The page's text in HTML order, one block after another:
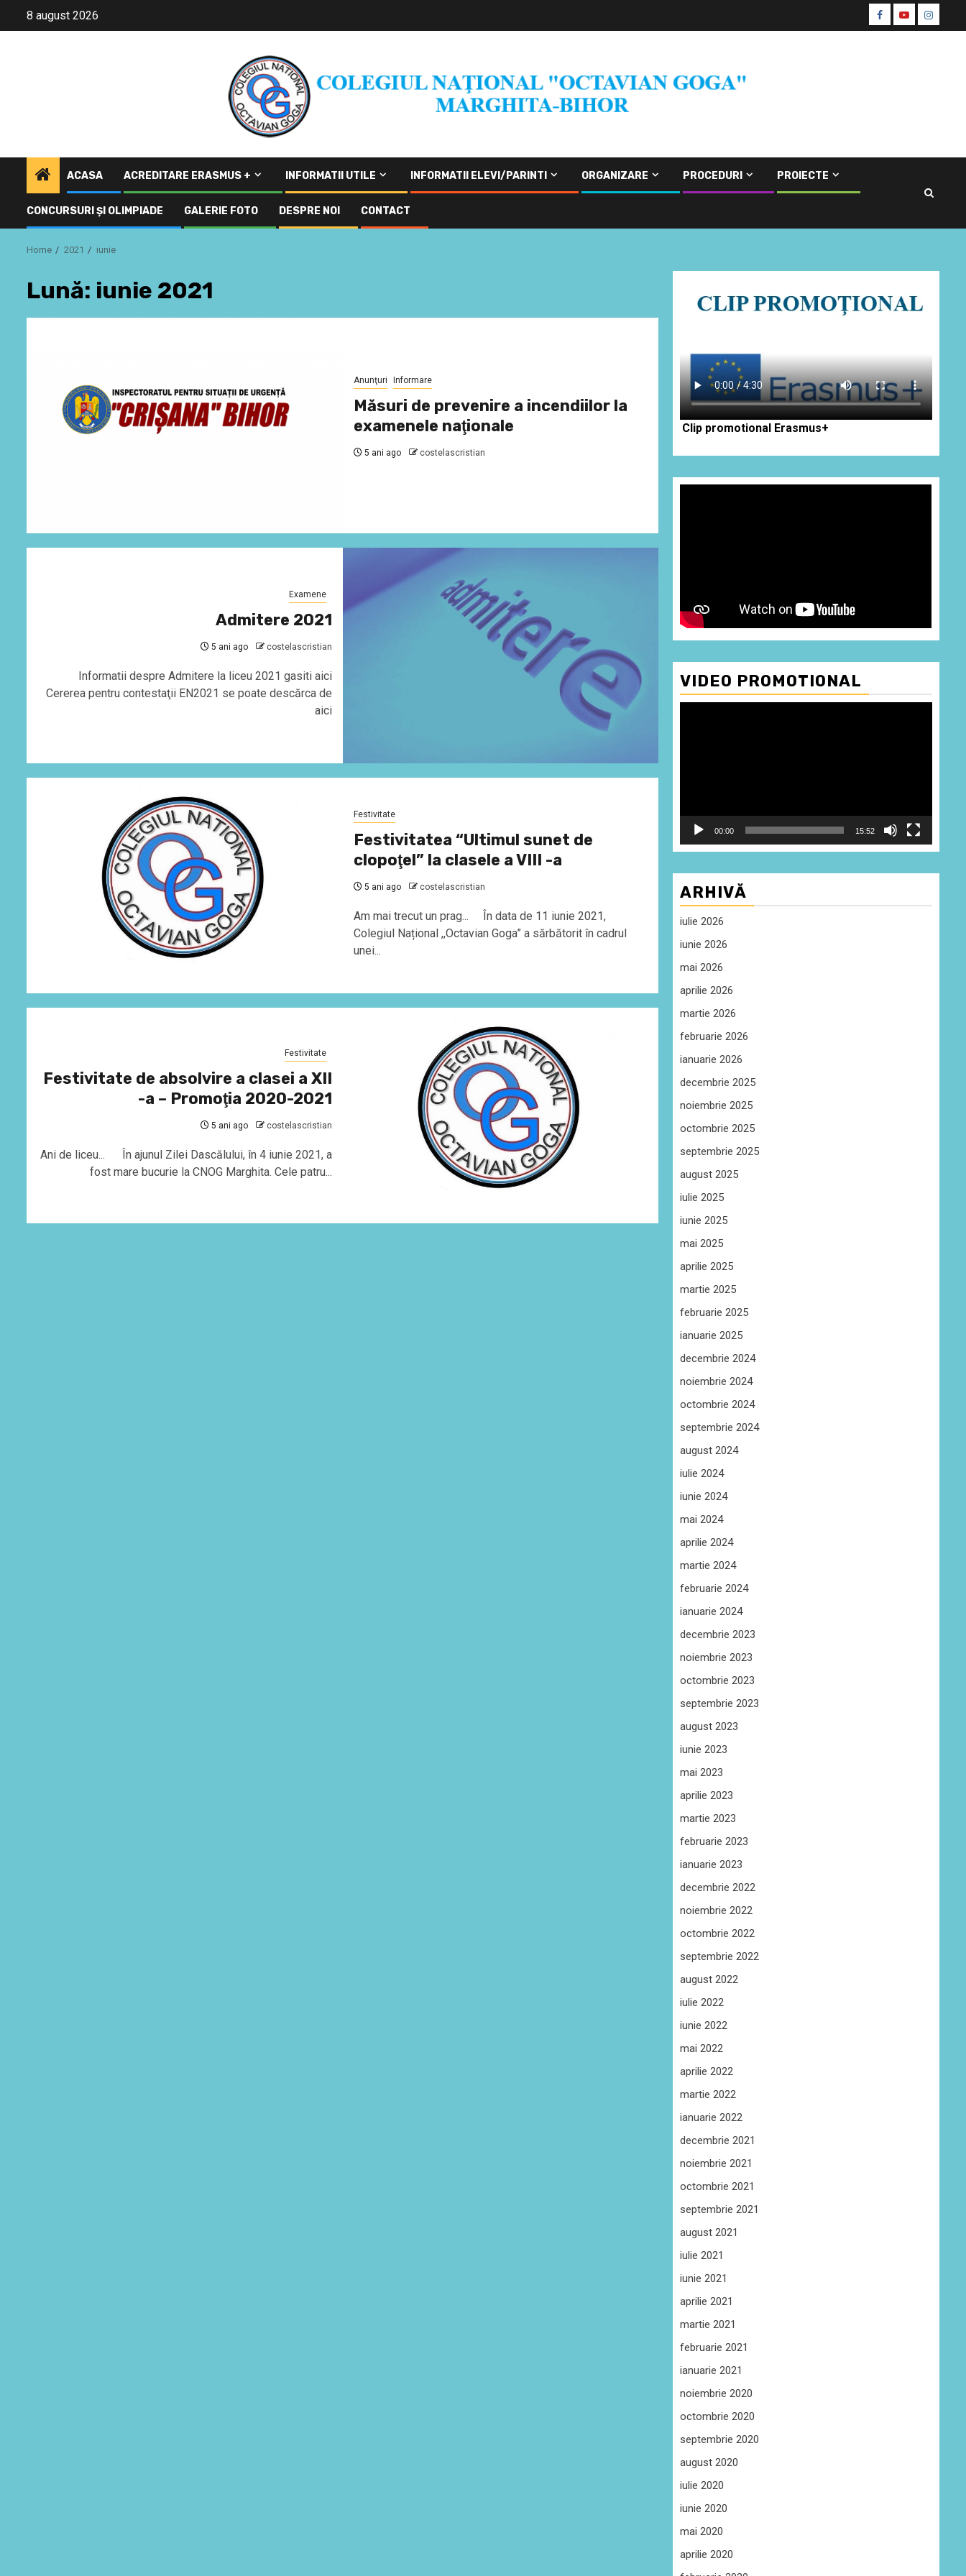
8 august 2026 Facebook
Youtube
CŞE
ACASA ACREDITARE ERASMUS + INFORMATII UTILE INFORMATII ELEVI/PARINTI ORGANIZARE PROCEDURI PROIECTE
CONCURSURI ŞI OLIMPIADE GALERIE FOTO DESPRE NOI CONTACT
Home 2021 iunie
Lună: iunie 2021
Anunţuri Informare
Măsuri de prevenire a incendiilor la
examenele naţionale
5 ani ago costelascristian
Examene
Admitere 2021
5 ani ago costelascristian
Informatii despre Admitere la liceu 2021 gasiti aici
Cererea pentru contestaţii EN2021 se poate descărca de
aici
Festivitate
Festivitatea “Ultimul sunet de
clopoţel” la clasele a VIII -a
5 ani ago costelascristian
Am mai trecut un prag... În data de 11 iunie 2021,
Colegiul Național ,,Octavian Goga” a sărbătorit în cadrul
unei...
Festivitate
Festivitate de absolvire a clasei a XII
-a – Promoţia 2020-2021
5 ani ago costelascristian
Ani de liceu... În ajunul Zilei Dascălului, în 4 iunie 2021, a
fost mare bucurie la CNOG Marghita. Cele patru...
Clip promotional Erasmus+
VIDEO PROMOTIONAL
00:00 15:52
ARHIVĂ
iulie 2026
iunie 2026
mai 2026
aprilie 2026
martie 2026
februarie 2026
ianuarie 2026
decembrie 2025
noiembrie 2025
octombrie 2025
septembrie 2025
august 2025
iulie 2025
iunie 2025
mai 2025
aprilie 2025
martie 2025
februarie 2025
ianuarie 2025
decembrie 2024
noiembrie 2024
octombrie 2024
septembrie 2024
august 2024
iulie 2024
iunie 2024
mai 2024
aprilie 2024
martie 2024
februarie 2024
ianuarie 2024
decembrie 2023
noiembrie 2023
octombrie 2023
septembrie 2023
august 2023
iunie 2023
mai 2023
aprilie 2023
martie 2023
februarie 2023
ianuarie 2023
decembrie 2022
noiembrie 2022
octombrie 2022
septembrie 2022
august 2022
iulie 2022
iunie 2022
mai 2022
aprilie 2022
martie 2022
ianuarie 2022
decembrie 2021
noiembrie 2021
octombrie 2021
septembrie 2021
august 2021
iulie 2021
iunie 2021
aprilie 2021
martie 2021
februarie 2021
ianuarie 2021
noiembrie 2020
octombrie 2020
septembrie 2020
august 2020
iulie 2020
iunie 2020
mai 2020
aprilie 2020